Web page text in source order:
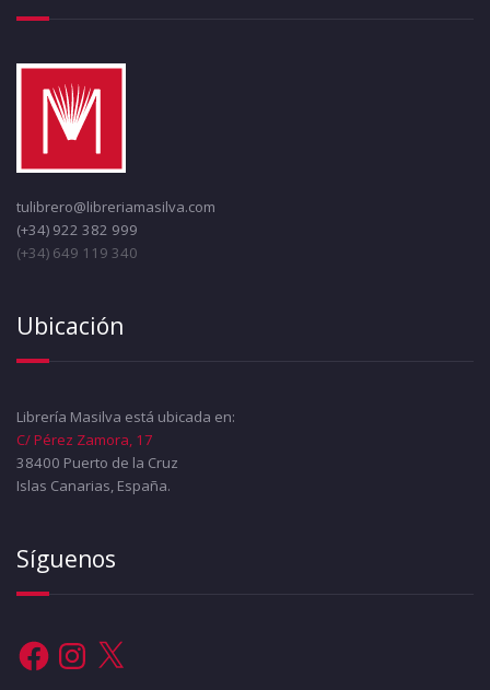
tulibrero@libreriamasilva.com
(+34) 922 382 999
(+34) 649 119 340
Ubicación
Librería Masilva está ubicada en:
C/ Pérez Zamora, 17
38400 Puerto de la Cruz
Islas Canarias, España.
Síguenos
FacebookInstagram
X